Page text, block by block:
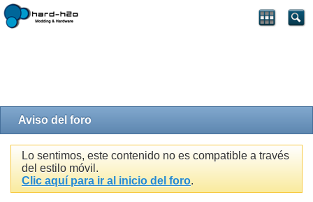
Aviso del foro
Lo sentimos, este contenido no es compatible a través
del estilo móvil.
Clic aquí para ir al inicio del foro.